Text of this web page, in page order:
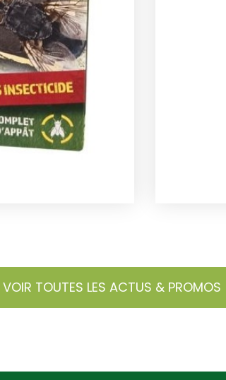
VOIR TOUTES LES ACTUS & PROMOS